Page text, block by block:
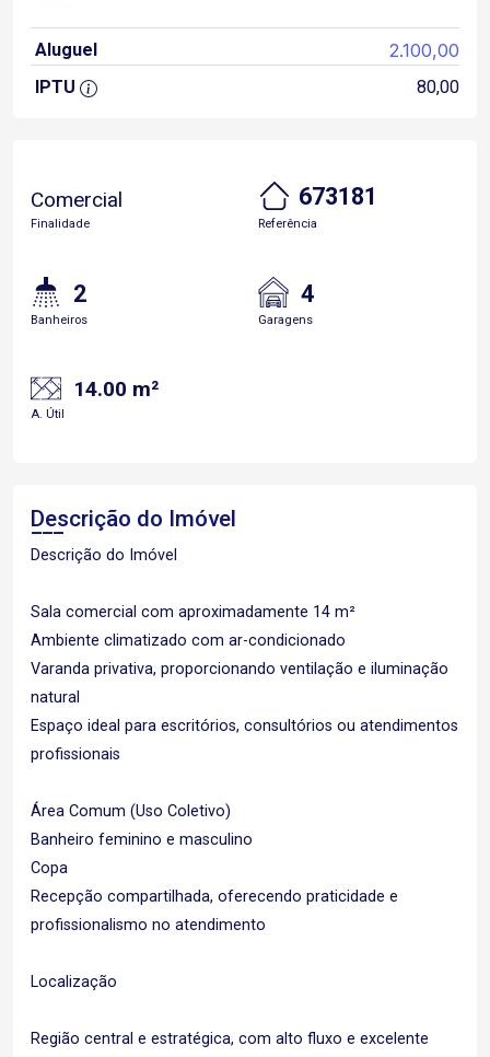
Aluguel 2.100,00
IPTU 80,00
Comercial
Finalidade
673181
Referência
2
Banheiros
4
Garagens
14.00 m²
A. Útil
Descrição do Imóvel
Descrição do Imóvel
Sala comercial com aproximadamente 14 m²
Ambiente climatizado com ar-condicionado
Varanda privativa, proporcionando ventilação e iluminação
natural
Espaço ideal para escritórios, consultórios ou atendimentos
profissionais
Área Comum (Uso Coletivo)
Banheiro feminino e masculino
Copa
Recepção compartilhada, oferecendo praticidade e
profissionalismo no atendimento
Localização
Região central e estratégica, com alto fluxo e excelente